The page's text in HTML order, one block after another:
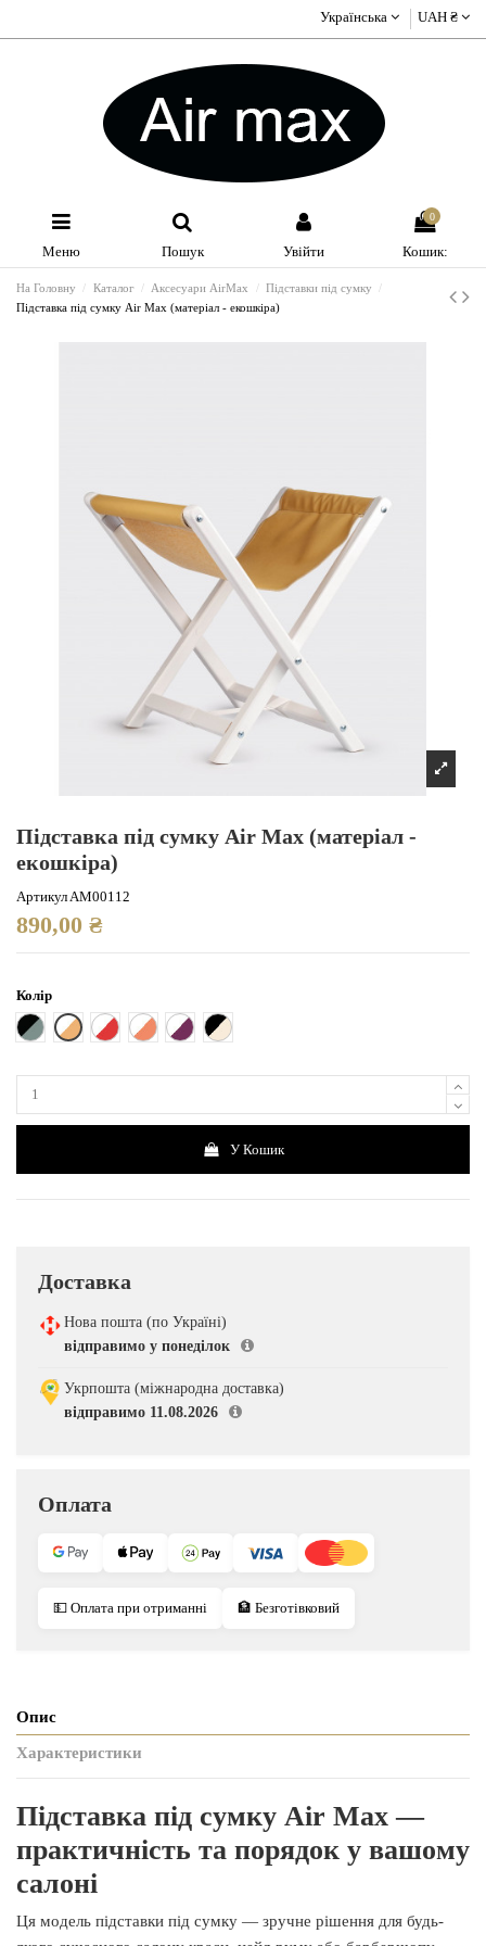
Українська UAH ₴
Меню Пошук Увійти
0
Кошик:
На Головну Каталог Аксесуари AirMax
Підставки під сумку
Підставка під сумку Air Max (матеріал - екошкіра)
Підставка під сумку Air Max (матеріал -
екошкіра)
Артикул AM00112
890,00 ₴
Колір
Чорно-сірийБілий з бежевим
Білий з червоним
Білий з персиковим
Білий з фіолетовим
Чорний з світло-бежевим
У Кошик
Доставка
Нова пошта (по Україні)
відправимо у понеділок
Укрпошта (міжнародна доставка)
відправимо 11.08.2026
Оплата
💵 Оплата при отриманні 🏦 Безготівковий
Опис
Характеристики
Підставка під сумку Air Max —
практичність та порядок у вашому
салоні
Ця модель підставки під сумку — зручне рішення для будь-